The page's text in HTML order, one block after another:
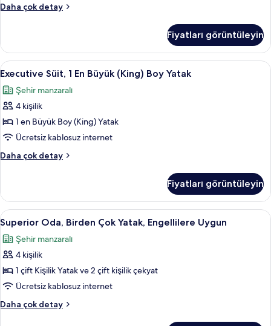
Beds)
fotoğrafları
görün
Daha çok detay
Superior
Bed
with
2
Sofa
Beds)
daha
fazla
Fiyatları görüntüleyin
Executive
Süit,
1
En
Büyük
(King)
Boy
Yatak
tüm
fotoğrafları
görün
Odada kasa, güneşlik/perde, ses
10
Executive Süit, 1 En Büyük (King) Boy Yatak
Şehir manzaralı
4 kişilik
1 en Büyük Boy (King) Yatak
Ücretsiz kablosuz internet
Daha çok detay
Executive
Büyük
(King)
Boy
Yatak
hakkında
daha
detay
Fiyatları görüntüleyin
Superior
Oda,
Birden
Çok
Yatak,
Engellilere
Uygun
için
Superior Oda, Birden Çok Yatak,
6
Superior Oda, Birden Çok Yatak, Engellilere Uygun
Şehir manzaralı
4 kişilik
1 çift Kişilik Yatak ve 2 çift kişilik çekyat
Ücretsiz kablosuz internet
Daha çok detay
Superior